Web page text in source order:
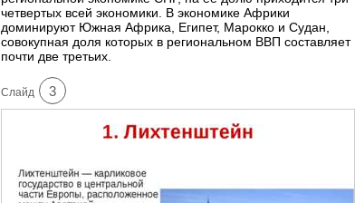
четвертых всей экономики. В экономике Африки
доминируют Южная Африка, Египет, Марокко и Судан,
совокупная доля которых в региональном ВВП составляет
почти две третьих.
Cлайд 3